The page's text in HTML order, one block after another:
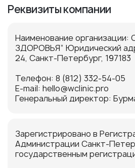
Реквизиты компании
Наименование
ЗДОРОВЬЯ” Юридический
24, Санкт-Петербург, 197183
Телефон: 8 (812) 332-54-05
E-mail: hello@wclinic.pro
Генеральный директор:
Зарегистрировано в
Администрации Санкт-
государственным